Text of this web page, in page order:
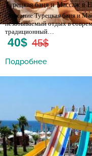
Турецкая баня и Массаж в
Описание Турецкая баня и
незабываемый отдых в
традиционный…
40$ 45$
Подробнее